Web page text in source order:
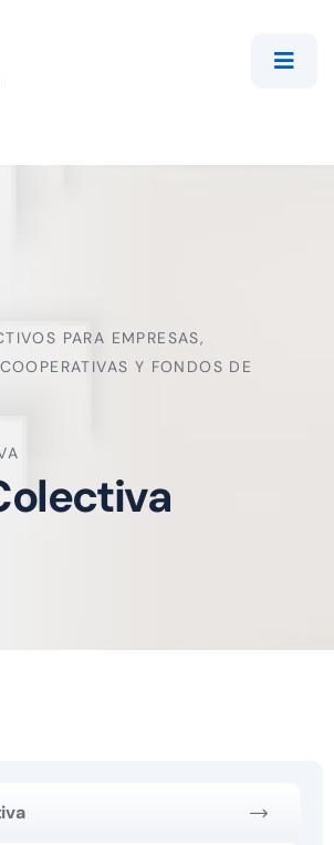
PARA EMPRESAS,
Y FONDOS DE